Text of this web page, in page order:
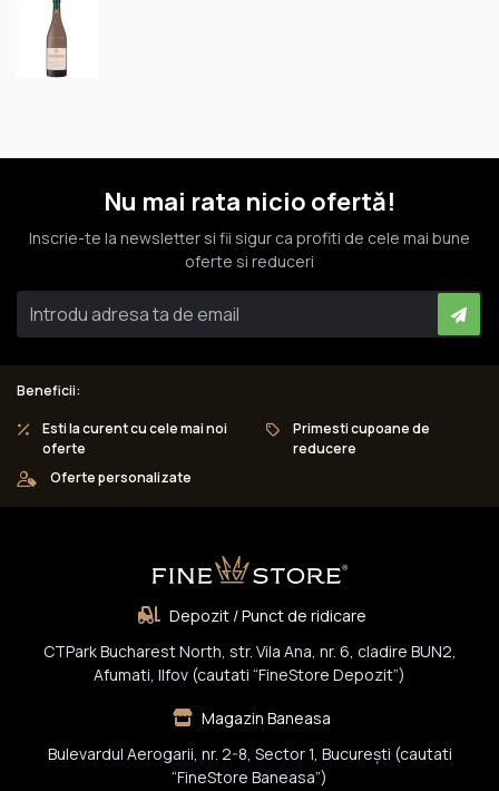
Nu mai rata nicio ofertă!
Inscrie-te la newsletter si fii sigur ca profiti de cele mai bune
oferte si reduceri
Beneficii:
Esti la curent cu cele mai noi
oferte
Primesti cupoane de
reducere
Oferte personalizate
Depozit / Punct de ridicare
CTPark Bucharest North, str. Vila Ana, nr. 6, cladire BUN2,
Afumati, Ilfov (cautati “FineStore Depozit”)
Magazin Baneasa
Bulevardul Aerogarii, nr. 2-8, Sector 1, Bucureşti (cautati
“FineStore Baneasa”)